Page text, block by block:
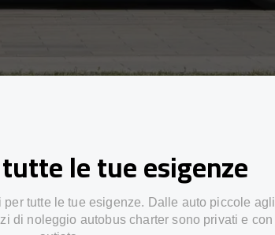
le tue esigenze
tutte le tue esigenze. Dalle auto piccole agli
di noleggio autobus charter sono privati e con